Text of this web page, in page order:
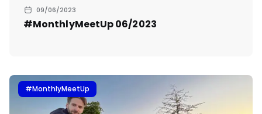
09/06/2023
#MonthlyMeetUp 06/2023
#MonthlyMeetUp